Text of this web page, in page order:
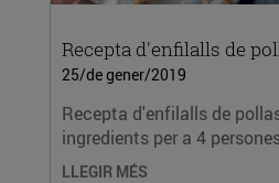
Recepta d'enfilalls de
25/de gener/2019
Recepta d'enfilalls de
ingredients per a 4
LLEGIR MÉS